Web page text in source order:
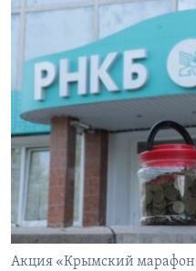
Акция «Крымский